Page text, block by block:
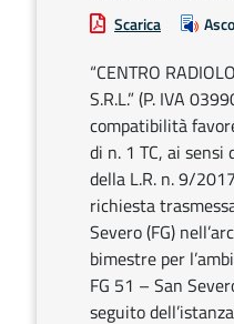
Scarica
“CENTRO
S.R.L.” (P. IVA
compatibilità
di n. 1 TC, ai sensi
della L.R. n. 9/
richiesta
Severo (FG)
bimestre per
FG 51 – San
seguito